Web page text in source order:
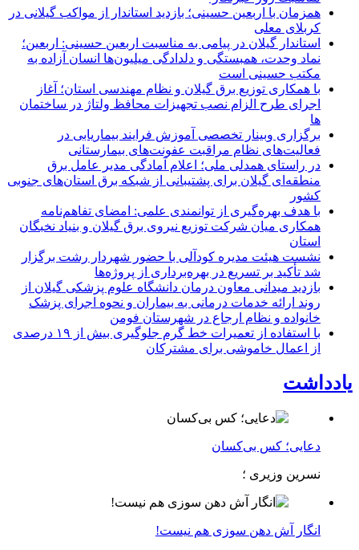
همزمان با اربعین حسینی؛ بازدید استاندار از مواکب گیلانی در
کربلای معلی
استاندار گیلان در پیامی به مناسبت اربعین حسینی: اربعین؛
نماد وحدت، همبستگی و دلدادگی میلیون‌ها انسان آزاده به
مکتب حسینی است
با همکاری توزیع برق گیلان و نظام مهندسی استان؛ آغاز
اجرای طرح الزام نصب تجهیزات محافظ ولتاژ در ساختمان
ها
برگزاری وبینار تخصصی آموزش فرایند بیماریابی در
فعالیت‌های نظام مراقبت عفونت‌های بیمارستانی
در راستای همدلی ملی؛ اعلام آمادگی مدیر عامل برق
منطقه‌ای گیلان برای پشتیبانی از شبكه برق استان‌های جنوبی
كشور
با هدف بهره‌گیری از توانمندی علمی: امضای تفاهم‌نامه
همكاری میان شركت توزیع نیروی برق گیلان و بنیاد نخبگان
استان
نشست هیئت مدیره کودآلی با حضور شهردار رشت برگزار
شد تأکید بر تسریع در بهره‌برداری از پروژه‌ها
بازدید میدانی معاون درمان دانشگاه علوم پزشکی گیلان از
روند ارائه خدمات درمانی به بیماران و نحوه اجرای پزشک
خانواده و نظام ارجاع در شهرستان فومن
با استفاده از تعمیرات خط گرم جلوگیری بیش از ۱۹ درصدی
از اعمال خاموشی برای مشتركان
یادداشت
دعایی؛ کس بی‌کسان
نسرین وزیری ؛
انگار آش دهن سوزی هم نیست!